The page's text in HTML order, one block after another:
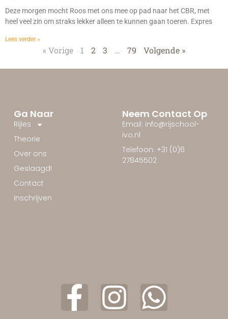
Deze morgen mocht Roos met ons mee op pad naar het CBR, met
heel veel zin om straks lekker alleen te kunnen gaan toeren. Expres
Lees verder »
« Vorige 1 2 3 … 79 Volgende »
Ga Naar
Rijles
Theorie
Over ons
Geslaagd!
Contact
Inschrijven
Neem Contact Op
Email: info@rijschool-
ivo.nl
Telefoon: +31 (0)6
27845502